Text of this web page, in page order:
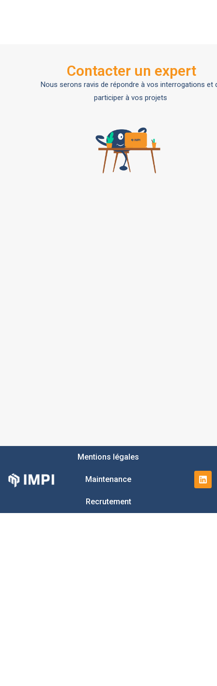
Contacter un expert
Nous serons ravis de répondre à vos interrogations et
participer à vos projets
Mentions légales
Maintenance
Recrutement